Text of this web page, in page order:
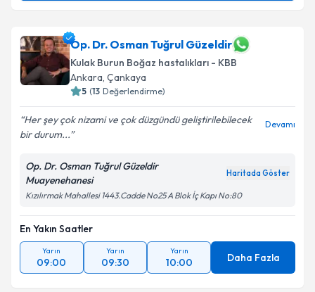
takvim hazırlandığında e-posta ile bilgilendireceğiz.
E-posta Adresiniz
Kişisel verilerimin işlenmesine ilişkin
kapsamda işlenmesini kabul ediyorum.
Takvim Talebini Gönder
Op. Dr. Osman Tuğrul Güzeldir
Kulak Burun Boğaz hastalıkları - KBB
Ankara, Çankaya
5 (13 Değerlendirme)
Her şey çok nizami ve çok düzgündü geliştirilebilecek
bir durum...
Devamı
Op. Dr. Osman Tuğrul Güzeldir
Muayenehanesi
Haritada Göster
Kızılırmak Mahallesi 1443.Cadde No25 A Blok İç Kapı No:80
En Yakın Saatler
Yarın
09:00
Yarın
09:30
Yarın
10:00 Daha Fazla